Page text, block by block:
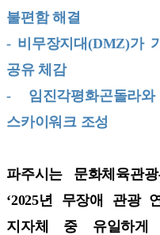
불편함 해결
- 비무장지대(DMZ)가
공유 체감
- 임진각평화곤돌라
스카이워크 조성
파주시는 문화체육관
‘2025년 무장애 관광
지자체 중 유일하게